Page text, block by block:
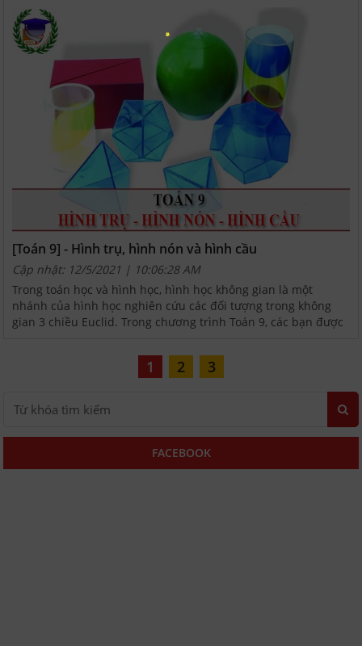
[Toán 9] - Hình trụ, hình nón và hình cầu
Cập nhật: 12/5/2021 | 10:06:28 AM
Trong toán học và hình học, hình học không gian là một
nhánh của hình học nghiên cứu các đối tượng trong không
gian 3 chiều Euclid. Trong chương trình Toán 9, các bạn được
1 2 3
FACEBOOK